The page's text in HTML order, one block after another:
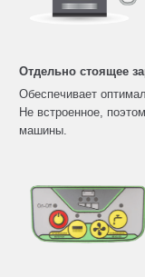
Отдельно стоящее
Обеспечивает
Не встроенное,
машины.